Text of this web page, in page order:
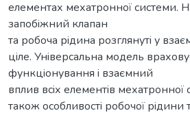
елементах мехатронної системи.
запобiжний клапан
та робоча рiдина розглянутi у
цiле. Унiверсальна модель
функцiонування i взаємний
вплив всiх елементiв мехатронної
також особливостi робочої рiдини